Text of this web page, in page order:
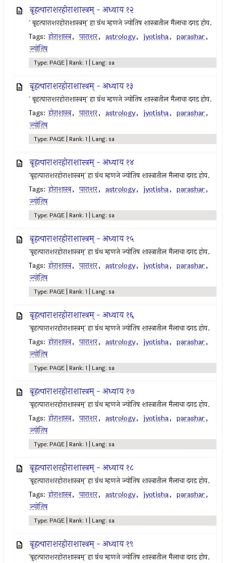
बृहत्पाराशरहोराशास्त्रम् - अध्याय १२
` बृहत्पाराशरहोराशास्त्रम्` हा ग्रंथ म्हणजे ज्योतिष शास्त्रातील मैलाचा दगड होय.
Tags: होराशास्त्र, पाराशर, astrology, jyotisha, parashar,
ज्योतिष
Type: PAGE | Rank: 1 | Lang: sa
बृहत्पाराशरहोराशास्त्रम् - अध्याय १३
` बृहत्पाराशरहोराशास्त्रम्` हा ग्रंथ म्हणजे ज्योतिष शास्त्रातील मैलाचा दगड होय.
Tags: होराशास्त्र, पाराशर, astrology, jyotisha, parashar,
ज्योतिष
Type: PAGE | Rank: 1 | Lang: sa
बृहत्पाराशरहोराशास्त्रम् - अध्याय १४
`बृहत्पाराशरहोराशास्त्रम्` हा ग्रंथ म्हणजे ज्योतिष शास्त्रातील मैलाचा दगड होय.
Tags: होराशास्त्र, पाराशर, astrology, jyotisha, parashar,
ज्योतिष
Type: PAGE | Rank: 1 | Lang: sa
बृहत्पाराशरहोराशास्त्रम् - अध्याय १५
`बृहत्पाराशरहोराशास्त्रम्` हा ग्रंथ म्हणजे ज्योतिष शास्त्रातील मैलाचा दगड होय.
Tags: होराशास्त्र, पाराशर, astrology, jyotisha, parashar,
ज्योतिष
Type: PAGE | Rank: 1 | Lang: sa
बृहत्पाराशरहोराशास्त्रम् - अध्याय १६
`बृहत्पाराशरहोराशास्त्रम्` हा ग्रंथ म्हणजे ज्योतिष शास्त्रातील मैलाचा दगड होय.
Tags: होराशास्त्र, पाराशर, astrology, jyotisha, parashar,
ज्योतिष
Type: PAGE | Rank: 1 | Lang: sa
बृहत्पाराशरहोराशास्त्रम् - अध्याय १७
`बृहत्पाराशरहोराशास्त्रम्` हा ग्रंथ म्हणजे ज्योतिष शास्त्रातील मैलाचा दगड होय.
Tags: होराशास्त्र, पाराशर, astrology, jyotisha, parashar,
ज्योतिष
Type: PAGE | Rank: 1 | Lang: sa
बृहत्पाराशरहोराशास्त्रम् - अध्याय १८
`बृहत्पाराशरहोराशास्त्रम्` हा ग्रंथ म्हणजे ज्योतिष शास्त्रातील मैलाचा दगड होय.
Tags: होराशास्त्र, पाराशर, astrology, jyotisha, parashar,
ज्योतिष
Type: PAGE | Rank: 1 | Lang: sa
बृहत्पाराशरहोराशास्त्रम् - अध्याय १९
`बृहत्पाराशरहोराशास्त्रम्` हा ग्रंथ म्हणजे ज्योतिष शास्त्रातील मैलाचा दगड होय.